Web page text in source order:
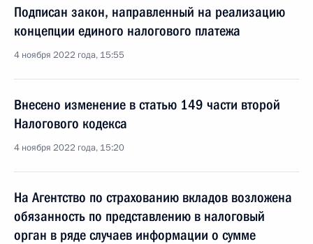
Подписан закон, направленный на реализацию
концепции единого налогового платежа
4 ноября 2022 года, 15:55
Внесено изменение в статью 149 части второй
Налогового кодекса
4 ноября 2022 года, 15:20
На Агентство по страхованию вкладов возложена
обязанность по представлению в налоговый
орган в ряде случаев информации о сумме